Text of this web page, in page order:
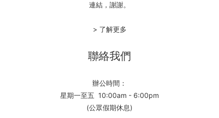
連結，謝謝。
> 了解更多
聯絡我們
辦公時間：
星期一至五 10:00am - 6:00pm
(公眾假期休息)